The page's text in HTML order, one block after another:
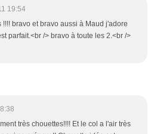
19:54
bravo et bravo aussi à Maud j'adore
parfait.<br /> bravo à toute les 2.<br />
très chouettes!!!! Et le col a l'air très